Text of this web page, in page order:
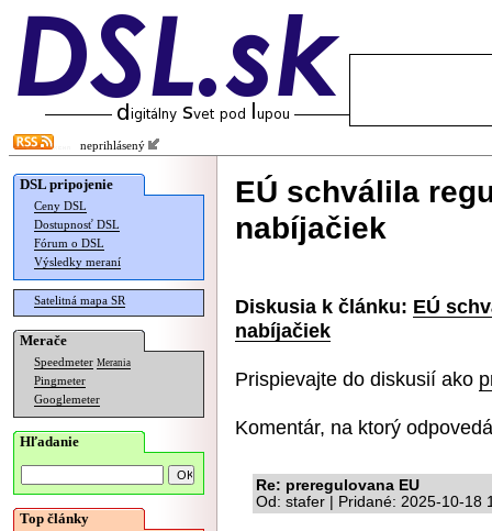
neprihlásený
DSL pripojenie
Ceny DSL
Dostupnosť DSL
Fórum o DSL
Výsledky meraní
Satelitná mapa SR
Merače
Speedmeter Merania
Pingmeter
Googlemeter
Hľadanie
Top články
EÚ schválila
nabíjačiek
Diskusia k článku: EÚ
nabíjačiek
Prispievajte do diskusií ako
Komentár, na ktorý
Re: preregulovana EU
Od: stafer | Pridané: 2025-10-18